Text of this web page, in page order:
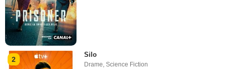
2
Silo
Drame,Science Fiction